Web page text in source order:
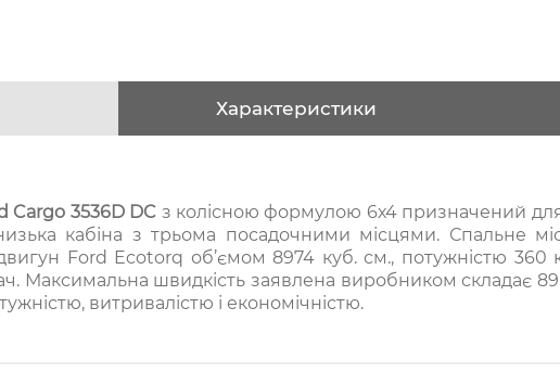
Характеристики
Cargo 3536D DC з колісною формулою 6х4 призначений
кабіна з трьома посадочними місцями. Спальне
Ford Ecotorq об’ємом 8974 куб. см., потужністю 360
Максимальна швидкість заявлена ​​виробником складає 89
витривалістю і економічністю.